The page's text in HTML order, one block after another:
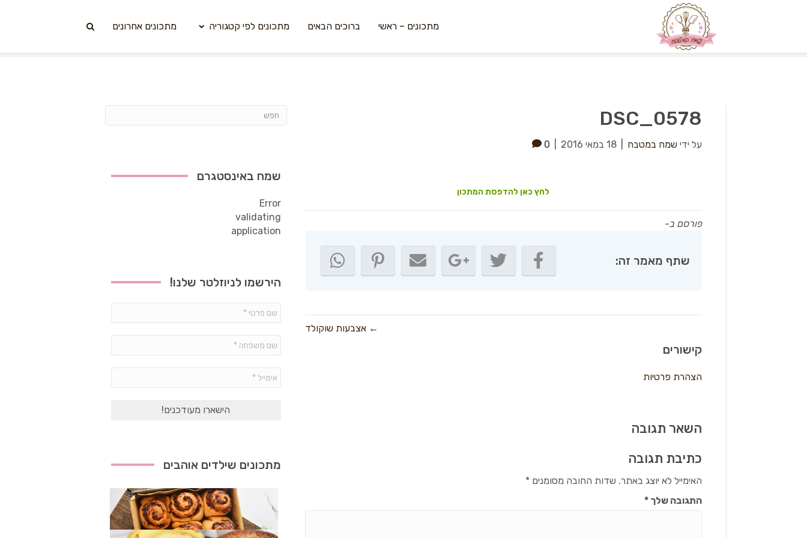
מתכונים – ראשי ברוכים הבאים מתכונים לפי קטגוריה מתכונים אחרונים
DSC_0578
על ידי שמח במטבח 18 במאי 2016 0
לחץ כאן להדפסת המתכון
פורסם ב-
שתף מאמר זה:
← אצבעות שוקולד
קישורים
הצהרת פרטיות
השאר תגובה
כתיבת תגובה
האימייל לא יוצג באתר. שדות החובה מסומנים*
התגובה שלך*
שמח באינסטגרם
Error
validating
application
הירשמו לניוזלטר שלנו!
פרטי
משפחה
*
מתכונים שילדים אוהבים